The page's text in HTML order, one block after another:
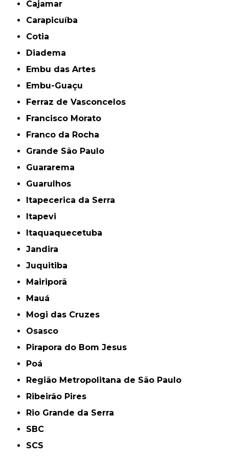
Cajamar
Carapicuíba
Cotia
Diadema
Embu das Artes
Embu-Guaçu
Ferraz de Vasconcelos
Francisco Morato
Franco da Rocha
Grande São Paulo
Guararema
Guarulhos
Itapecerica da Serra
Itapevi
Itaquaquecetuba
Jandira
Juquitiba
Mairiporã
Mauá
Mogi das Cruzes
Osasco
Pirapora do Bom Jesus
Poá
Região Metropolitana de São Paulo
Ribeirão Pires
Rio Grande da Serra
SBC
SCS